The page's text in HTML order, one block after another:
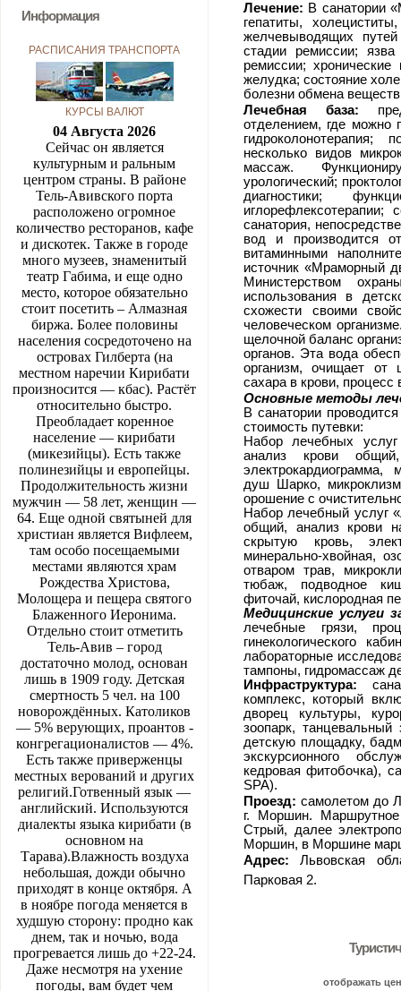
Информация
РАСПИСАНИЯ ТРАНСПОРТА
КУРСЫ ВАЛЮТ
04 Августа 2026
Сейчас он является
культурным и ральным
центром страны. В районе
Тель-Авивского порта
расположено огромное
количество ресторанов, кафе
и дискотек. Также в городе
много музеев, знаменитый
театр Габима, и еще одно
место, которое обязательно
стоит посетить – Алмазная
биржа. Более половины
населения сосредоточено на
островах Гилберта (на
местном наречии Кирибати
произносится — кбас). Растёт
относительно быстро.
Преобладает коренное
население — кирибати
(микезийцы). Есть также
полинезийцы и европейцы.
Продолжительность жизни
мужчин — 58 лет, женщин —
64. Еще одной святыней для
христиан является Вифлеем,
там особо посещаемыми
местами являются храм
Рождества Христова,
Молощера и пещера святого
Блаженного Иеронима.
Отдельно стоит отметить
Тель-Авив – город
достаточно молод, основан
лишь в 1909 году. Детская
смертность 5 чел. на 100
новорождённых. Католиков
— 5% верующих, проантов -
конгрегационалистов — 4%.
Есть также приверженцы
местных верований и других
религий.Готвенный язык —
английский. Используются
диалекты языка кирибати (в
основном на
Тарава).Влажность воздуха
небольшая, дожди обычно
приходят в конце октября. А
в ноябре погода меняется в
худшую сторону: продно как
днем, так и ночью, вода
прогревается лишь до +22-24.
Даже несмотря на ухение
погоды, вам будет чем
Лечение: В санатории
гепатиты,
желчевыводящих
стадии ремиссии;
ремиссии; хронические
желудка; состояние
болезни обмена
Лечебная база:
отделением, где можно
несколько видов
массаж.
урологический;
диагностики;
санатория,
вод и производится
витаминными
источник «Мраморный
Министерством
использования в
схожести своими
человеческом
щелочной баланс
органов. Эта вода
организм, очищает от
сахара в крови,
Основные методы
В санатории
стоимость путевки:
Набор лечебных
анализ крови
электрокардиограмма,
душ Шарко,
орошение с
Набор лечебный услуг
общий, анализ крови
скрытую кровь,
минерально-хвойная,
отваром трав,
тюбаж, подводное
фиточай, кислородная
Медицинские услуги
лечебные грязи,
гинекологического
лабораторные
тампоны, гидромассаж
Инфраструктура:
комплекс, который
дворец культуры,
зоопарк,
детскую площадку,
экскурсионного
кедровая фитобочка),
SPA).
Проезд: самолетом до
г. Моршин. Маршрутное
Стрый, далее
Моршин, в Моршине
Адрес: Львовская
Парковая 2.
отображать